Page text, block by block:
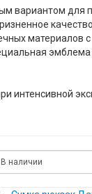
вариантом для
материалов
интенсивной